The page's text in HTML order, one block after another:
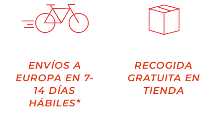
ENVÍOS A
EUROPA EN 7-
14 DÍAS
HÁBILES*
RECOGIDA
GRATUITA EN
TIENDA